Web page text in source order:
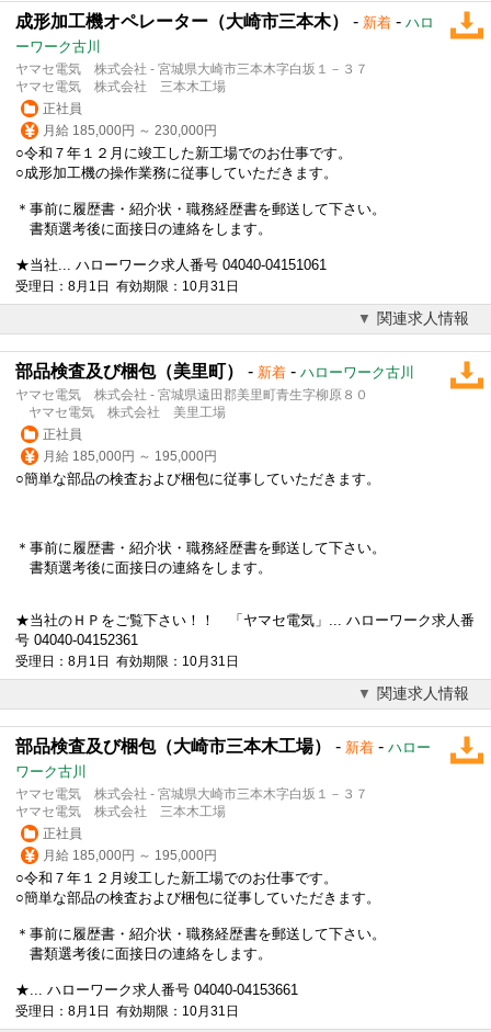
成形加工機オペレーター（大崎市三本木） - 新着 - ハロ
ーワーク古川
ヤマセ電気 株式会社 - 宮城県大崎市三本木字白坂１－３７
ヤマセ電気 株式会社 三本木工場
正社員
月給 185,000円 ～ 230,000円
○令和７年１２月に竣工した新工場でのお仕事です。
○成形加工機の操作業務に従事していただきます。
＊事前に履歴書・紹介状・職務経歴書を郵送して下さい。
書類選考後に面接日の連絡をします。
★当社... ハローワーク求人番号 04040-04151061
受理日：8月1日 有効期限：10月31日
関連求人情報
部品検査及び梱包（美里町） - 新着 - ハローワーク古川
ヤマセ電気 株式会社 - 宮城県遠田郡美里町青生字柳原８０
ヤマセ電気 株式会社 美里工場
正社員
月給 185,000円 ～ 195,000円
○簡単な部品の検査および梱包に従事していただきます。
＊事前に履歴書・紹介状・職務経歴書を郵送して下さい。
書類選考後に面接日の連絡をします。
★当社のＨＰをご覧下さい！！ 「ヤマセ電気」... ハローワーク求人番
号 04040-04152361
受理日：8月1日 有効期限：10月31日
関連求人情報
部品検査及び梱包（大崎市三本木工場） - 新着 - ハロー
ワーク古川
ヤマセ電気 株式会社 - 宮城県大崎市三本木字白坂１－３７
ヤマセ電気 株式会社 三本木工場
正社員
月給 185,000円 ～ 195,000円
○令和７年１２月竣工した新工場でのお仕事です。
○簡単な部品の検査および梱包に従事していただきます。
＊事前に履歴書・紹介状・職務経歴書を郵送して下さい。
書類選考後に面接日の連絡をします。
★... ハローワーク求人番号 04040-04153661
受理日：8月1日 有効期限：10月31日